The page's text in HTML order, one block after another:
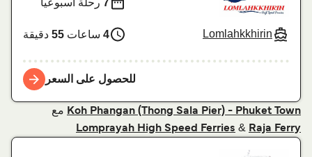
Lomlahkkhirin
7رحلة اسبوعياً
4 ساعات55دقيقة
للحصول على السعر
Koh Phangan (Thong Sala Pier) - Phuket Townمع
Lomprayah High Speed Ferries &Raja Ferry